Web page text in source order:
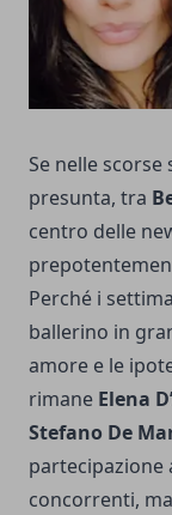
Se nelle
presunta, tra
centro delle
Perché i
ballerino in
amore e le
rimane Elena
Stefano De
partecipazione
concorrenti,